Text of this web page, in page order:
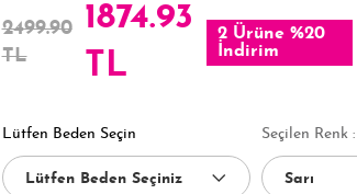
2499.90
TL
1874.93
TL
2 Ürüne %20
İndirim
Lütfen Beden Seçin Seçilen Renk :